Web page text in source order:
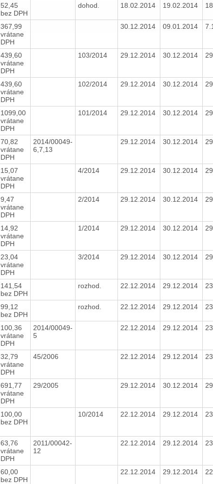
52,45
bez DPH
dohod. 18.02.2014 19.02.2014
367,99
vrátane
DPH
30.12.2014 09.01.2014
439,60
vrátane
DPH
103/2014 29.12.2014 30.12.2014
439,60
vrátane
DPH
102/2014 29.12.2014 30.12.2014
1099,00
vrátane
DPH
101/2014 29.12.2014 30.12.2014
70,82
vrátane
DPH
2014/00049-
6,7,13
29.12.2014 30.12.2014
15,07
vrátane
DPH
4/2014 29.12.2014 30.12.2014
9,47
vrátane
DPH
2/2014 29.12.2014 30.12.2014
14,92
vrátane
DPH
1/2014 29.12.2014 30.12.2014
23,04
vrátane
DPH
3/2014 29.12.2014 30.12.2014
141,54
bez DPH
rozhod. 22.12.2014 29.12.2014
99,12
bez DPH
rozhod. 22.12.2014 29.12.2014
100,36
vrátane
DPH
2014/00049-
5
22.12.2014 29.12.2014
32,79
vrátane
DPH
45/2006 22.12.2014 29.12.2014
691,77
vrátane
DPH
29/2005 29.12.2014 30.12.2014
100,00
bez DPH
10/2014 22.12.2014 29.12.2014
63,76
vrátane
DPH
2011/00042-
12
22.12.2014 29.12.2014
60,00
bez DPH
22.12.2014 29.12.2014